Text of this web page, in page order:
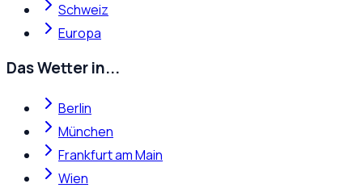
Schweiz
Europa
Das Wetter in...
Berlin
München
Frankfurt am Main
Wien